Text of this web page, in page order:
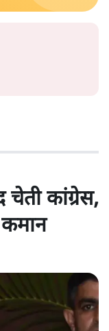
चेती कांग्रेस,
कमान